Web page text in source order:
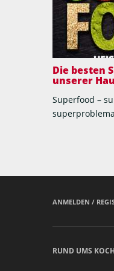
Die besten
unserer
Superfood –
ANMELDEN /
RUND UMS